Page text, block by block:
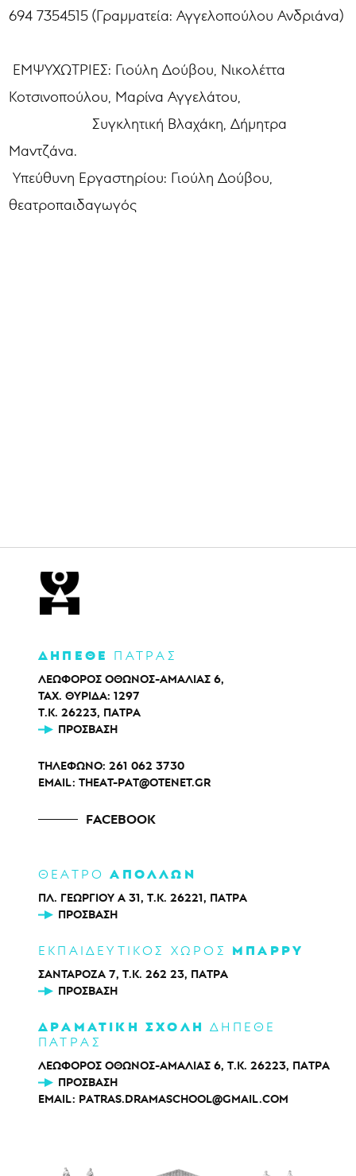
694 7354515 (Γραμματεία: Αγγελοπούλου Ανδριάνα)
ΕΜΨΥΧΩΤΡΙΕΣ: Γιούλη Δούβου, Νικολέττα
Κοτσινοπούλου, Μαρίνα Αγγελάτου,
Συγκλητική Βλαχάκη, Δήμητρα
Μαντζάνα.
Υπεύθυνη Εργαστηρίου: Γιούλη Δούβου,
θεατροπαιδαγωγός
ΔΗΠΕΘΕ ΠΑΤΡΑΣ
ΛΕΩΦΟΡΟΣ ΟΘΩΝΟΣ-ΑΜΑΛΙΑΣ 6,
ΤΑΧ. ΘΥΡΙΔΑ: 1297
Τ.Κ. 26223, ΠΑΤΡΑ
ΠΡΌΣΒΑΣΗ
ΤΗΛΕΦΩΝΟ: 261 062 3730
EMAIL: THEAT-PAT@OTENET.GR
FACEBOOK
ΘΕΑΤΡΟΑΠΟΛΛΩΝ
ΠΛ. ΓΕΩΡΓΙΟΥ Α 31, Τ.Κ. 26221, ΠΑΤΡΑ
ΠΡΌΣΒΑΣΗ
ΕΚΠΑΙΔΕΥΤΙΚΟΣ ΧΩΡΟΣ ΜΠΑΡΡΥ
ΣΑΝΤΑΡΟΖΑ 7, Τ.Κ. 262 23, ΠΑΤΡΑ
ΠΡΌΣΒΑΣΗ
ΔΡΑΜΑΤΙΚΗ ΣΧΟΛΗ ΔΗΠΕΘΕ
ΠΑΤΡΑΣ
ΛΕΩΦΟΡΟΣ ΟΘΩΝΟΣ-ΑΜΑΛΙΑΣ 6, Τ.Κ. 26223, ΠΑΤΡΑ
ΠΡΌΣΒΑΣΗ
EMAIL: PATRAS.DRAMASCHOOL@GMAIL.COM